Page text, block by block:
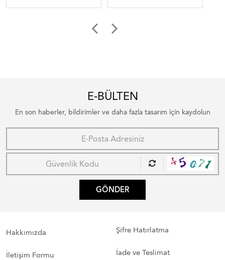
E-BÜLTEN
En son haberler, bildirimler ve daha fazla tasarım için kaydolun
GÖNDER
Hakkımızda
İletişim Formu
Şifre Hatırlatma
İade ve Teslimat